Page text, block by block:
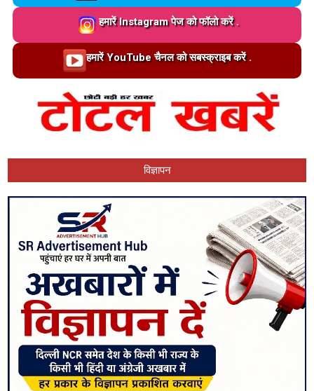
Loading…
हमारें Instagram पेज को फॉलो करें .
Loading…
हमारें YouTube चैनल को सबस्क्राइब करें .
विज्ञापन